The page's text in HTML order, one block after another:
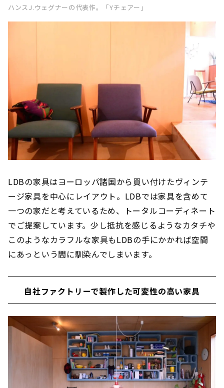
ハンスJ.ウェグナーの代表作。「Yチェアー」
LDBの家具はヨーロッパ諸国から買い付けたヴィンテ
ージ家具を中心にレイアウト。LDBでは家具を含めて
一つの家だと考えているため、トータルコーディネート
でご提案しています。少し抵抗を感じるようなカタチや
このようなカラフルな家具もLDBの手にかかれば空間
にあっという間に馴染んでしまいます。
自社ファクトリーで製作した可変性の高い家具